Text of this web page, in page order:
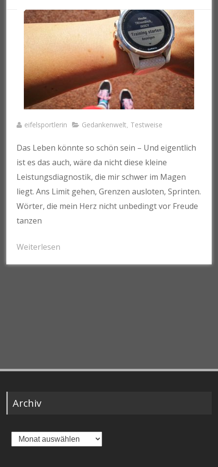
eifelsportlerin Gedankenwelt Testweise
Das Leben könnte so schön sein – Und eigentlich
ist es das auch, wäre da nicht diese kleine
Leistungsdiagnostik, die mir schwer im Magen
liegt. Ans Limit gehen, Grenzen ausloten, Sprinten.
Wörter, die mein Herz nicht unbedingt vor Freude
tanzen
Weiterlesen
Archiv
Archiv